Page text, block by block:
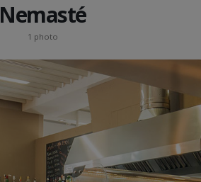
Nemasté
1 photo